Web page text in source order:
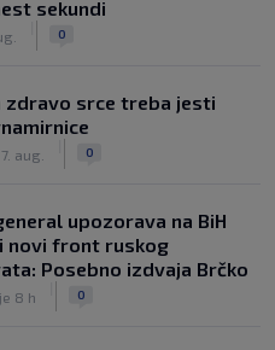
sekundi
0
zdravo srce treba jesti
7. aug. 0
upozorava na BiH
novi front ruskog
Posebno izdvaja Brčko
8 h 0